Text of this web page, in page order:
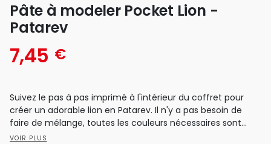
Pâte à modeler Pocket Lion -
Patarev
7,45 €
Suivez le pas à pas imprimé à l'intérieur du coffret pour
créer un adorable lion en Patarev. Il n'y a pas besoin de
faire de mélange, toutes les couleurs nécessaires sont...
VOIR PLUS